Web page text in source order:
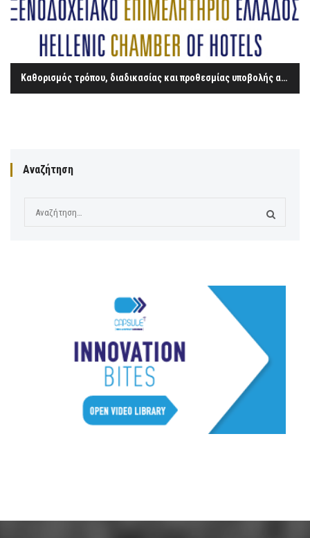
Καθορισμός τρόπου, διαδικασίας και προθεσμίας υποβολής αιτήσεων εγγραφής στο Γενικό Εμπορικό Μητρώο
Αναζήτηση